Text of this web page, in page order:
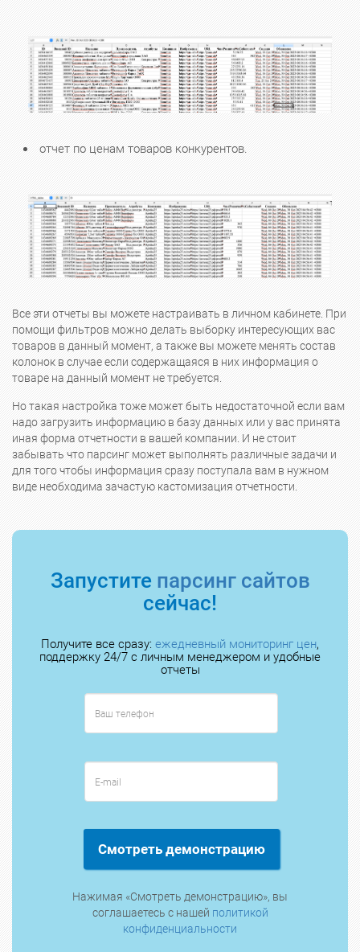
отчет по ценам товаров конкурентов.
Все эти отчеты вы можете настраивать в личном кабинете. При
помощи фильтров можно делать выборку интересующих вас
товаров в данный момент, а также вы можете менять состав
колонок в случае если содержащаяся в них информация о
товаре на данный момент не требуется.
Но такая настройка тоже может быть недостаточной если вам
надо загрузить информацию в базу данных или у вас принята
иная форма отчетности в вашей компании. И не стоит
забывать что парсинг может выполнять различные задачи и
для того чтобы информация сразу поступала вам в нужном
виде необходима зачастую кастомизация отчетности.
Запустите парсинг сайтов
сейчас!
Получите все сразу: ежедневный мониторинг цен,
поддержку 24/7 с личным менеджером и удобные
отчеты
Смотреть демонстрацию
Нажимая «Смотреть демонстрацию», вы
соглашаетесь с нашей политикой
конфиденциальности